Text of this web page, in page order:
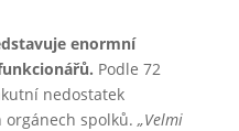
enormní
Podle 72
nedostatek
orgánech spolků. „Velmi